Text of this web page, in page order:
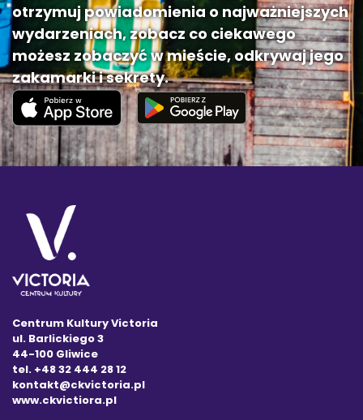
otrzymuj powiadomienia o najważniejszych
wydarzeniach, zobacz co ciekawego
możesz zobaczyć w mieście, odkrywaj jego
zakamarki i sekrety.
Centrum Kultury Victoria
ul. Barlickiego 3
44-100 Gliwice
tel. +48 32 444 28 12
kontakt@ckvictoria.pl
www.ckvictiora.pl